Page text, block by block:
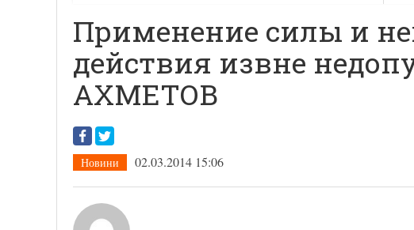
Применение силы и
действия извне
АХМЕТОВ
Новини 02.03.2014 15:06